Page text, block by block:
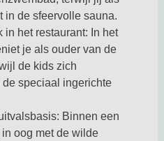
in de sfeervolle sauna.
het restaurant: In het
je als ouder van de
de kids zich
speciaal ingerichte
Binnen een
oog met de wilde